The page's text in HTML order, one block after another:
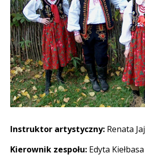
Instruktor artystyczny: Renata
Kierownik zespołu: Edyta Kiełbasa